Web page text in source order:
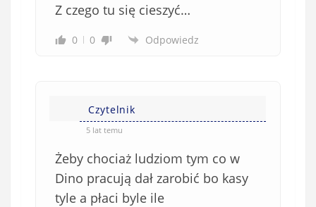
Z czego tu się cieszyć…
0 0 Odpowiedz
Czytelnik
5 lat temu
Żeby chociaż ludziom tym co w
Dino pracują dał zarobić bo kasy
tyle a płaci byle ile